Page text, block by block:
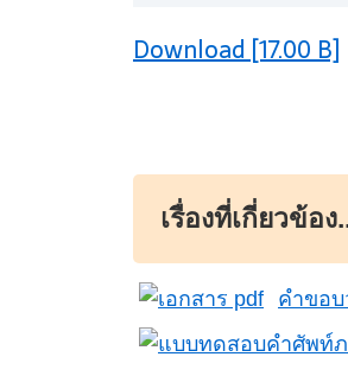
Download [17.00 B]
เรื่องที่เกี่ยวข้อง
คำขอ